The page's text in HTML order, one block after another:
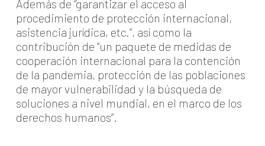
Además de “garantizar el acceso al
procedimiento de protección internacional,
asistencia jurídica, etc.”, así como la
contribución de “un paquete de medidas de
cooperación internacional para la contención
de la pandemia, protección de las poblaciones
de mayor vulnerabilidad y la búsqueda de
soluciones a nivel mundial, en el marco de los
derechos humanos”.